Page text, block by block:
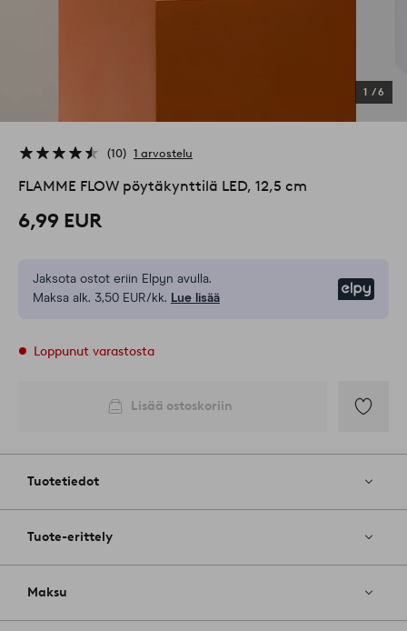
1 /6
10 1 arvostelu
FLAMME FLOW pöytäkynttilä LED, 12,5 cm
6,99 EUR
Jaksota ostot eriin Elpyn avulla.
Maksa alk. 3,50 EUR/kk. Lue lisää
Loppunut varastosta
Lisää ostoskoriin
Tuotetiedot
Tuote-erittely
Maksu